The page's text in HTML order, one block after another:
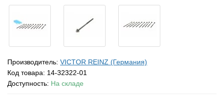
Производитель: VICTOR REINZ (Германия)
Код товара: 14-32322-01
Доступность: На складе